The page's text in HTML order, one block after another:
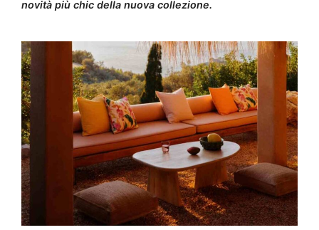
novità più chic della nuova collezione.